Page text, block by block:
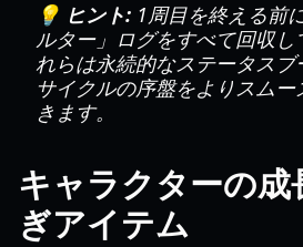
💡 ヒント: 1周目を終える前
ルター」ログをすべて回収
れらは永続的なステータス
サイクルの序盤をよりスム
きます。
キャラクターの成
ぎアイテム